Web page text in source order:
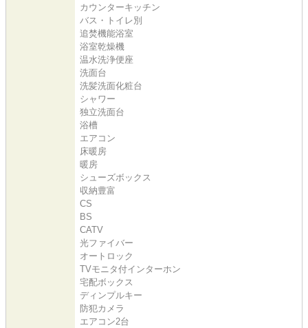
カウンターキッチン
バス・トイレ別
追焚機能浴室
浴室乾燥機
温水洗浄便座
洗面台
洗髪洗面化粧台
シャワー
独立洗面台
浴槽
エアコン
床暖房
暖房
シューズボックス
収納豊富
CS
BS
CATV
光ファイバー
オートロック
TVモニタ付インターホン
宅配ボックス
ディンプルキー
防犯カメラ
エアコン2台